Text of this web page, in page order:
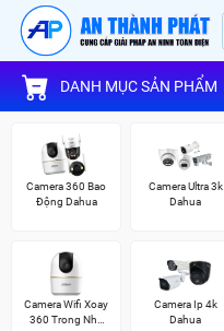
DANH MỤC SẢN PHẨM
Camera 360 Bao
Động Dahua
Camera Ultra 3k
Dahua
Camera Wifi Xoay
360 Trong Nhà
Camera Ip 4k
Dahua